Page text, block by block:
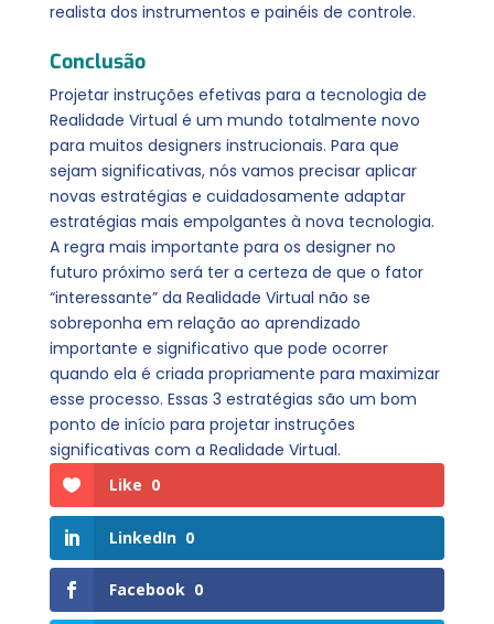
realista dos instrumentos e painéis de controle.
Conclusão
Projetar instruções efetivas para a tecnologia de
Realidade Virtual é um mundo totalmente novo
para muitos designers instrucionais. Para que
sejam significativas, nós vamos precisar aplicar
novas estratégias e cuidadosamente adaptar
estratégias mais empolgantes à nova tecnologia.
A regra mais importante para os designer no
futuro próximo será ter a certeza de que o fator
“interessante” da Realidade Virtual não se
sobreponha em relação ao aprendizado
importante e significativo que pode ocorrer
quando ela é criada propriamente para maximizar
esse processo. Essas 3 estratégias são um bom
ponto de início para projetar instruções
significativas com a Realidade Virtual.
Like 0
LinkedIn 0
Facebook 0